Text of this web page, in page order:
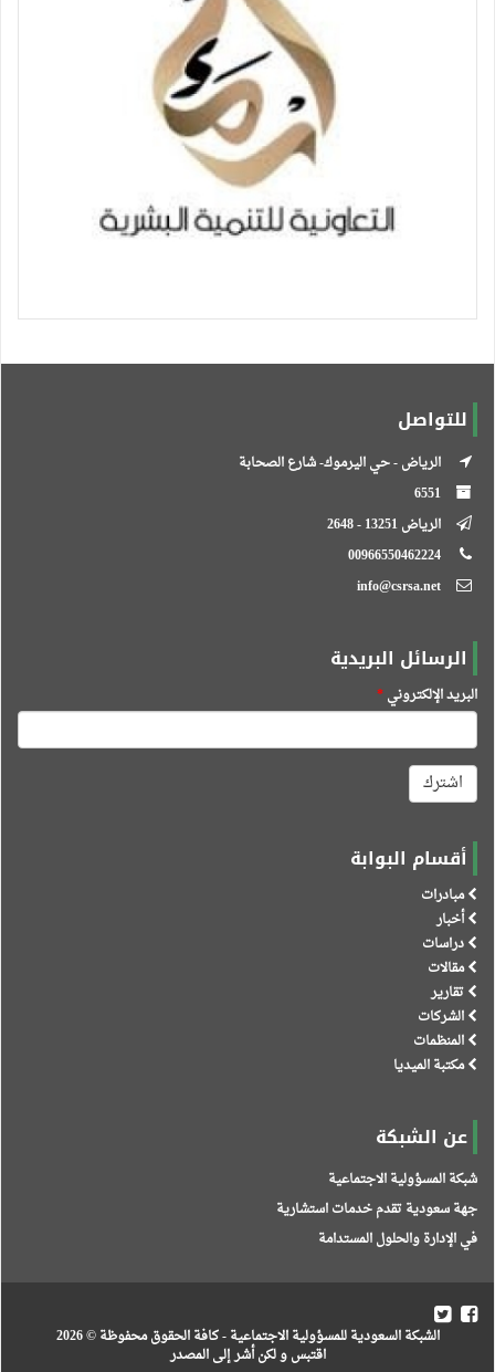
للتواصل
الرياض - حي اليرموك- شارع الصحابة
الرياض 13251 - 2648
الرسائل البريدية
البريد الإلكتروني*
اشترك
أقسام البوابة
مبادرات
أخبار
دراسات
مقالات
تقارير
الشركات
المنظمات
مكتبة الميديا
عن الشبكة
شبكة المسؤولية الاجتماعية
جهة سعودية تقدم خدمات استشارية
في الإدارة والحلول المستدامة
الشبكة السعودية للمسؤولية الاجتماعية- كافة الحقوق محفوظة © 2026
اقتبس و لكن أشر إلى المصدر